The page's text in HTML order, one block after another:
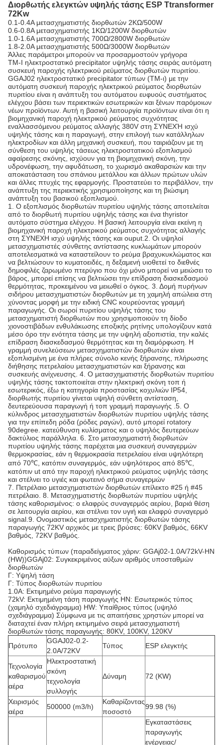
Διορθωτής ελεγκτών υψηλής τάσης ESP Ttransformer
72Kw
0.1-0.4A μετασχηματιστής διορθωτών 2KΩ/500W
0.6-0.8A μετασχηματιστής 1KΩ/1200W διορθωτών
1.0-1.6A μετασχηματιστής 700Ω/2800W διορθωτών
1.8-2.0A μετασχηματιστής 500Ω/3000W διορθωτών
Άλλες παράμετροι μπορούν να προσαρμοστούν γρήγορα
TM-Ι ηλεκτροστατικό precipitator υψηλής τάσης σειράς αυτόματη
συσκευή παροχής ηλεκτρικού ρεύματος διορθωτών πυριτίου.
GGAJ02 ηλεκτροστατικό precipitator τύπων (TM-ι) με την
αυτόματη συσκευή παροχής ηλεκτρικού ρεύματος διορθωτών
πυριτίου είναι η ανάπτυξη του αυτόματου ευφυούς συστήματος
ελέγχου βάσει των περιεκτικών εσωτερικών και ξένων παρόμοιων
νέων προϊόντων. Αυτή η βασική λειτουργία προϊόντων είναι ότι η
βιομηχανική παροχή ηλεκτρικού ρεύματος συχνότητας
εναλλασσόμενου ρεύματος αλλαγής 380V στη ΣΥΝΕΧΉ ισχύ
υψηλής τάσης και η παραγωγή, στην επιλογή των κατάλληλων
ηλεκτροδίων και άλλη μηχανική συσκευή, που ταιριάζουν με τη
σύνθεση του υψηλής τάσεως ηλεκτροστατικού εξοπλισμού
αφαίρεσης σκόνης, ισχύουν για τη βιομηχανική σκόνη, την
υδρονέφωση, την αφυδάτωση, το χωρισμό ακαθαρσιών και την
αποκατάσταση του σπάνιου μετάλλου και άλλων πρώτων υλών
και άλλες πτυχές της εφαρμογής. Προστατεύει το περιβάλλον, την
ανάπτυξη της περιεκτικής χρησιμοποίησης και τη βιώσιμη
ανάπτυξη του βασικού εξοπλισμού.
1. Ο εξοπλισμός διορθωτών πυριτίου υψηλής τάσης αποτελείται
από το διορθωτή πυριτίου υψηλής τάσης και ένα thyristor
αυτόματο σύστημα ελέγχου. Η βασική λειτουργία είναι εκείνη η
βιομηχανική παροχή ηλεκτρικού ρεύματος συχνότητας αλλαγής
στη ΣΥΝΕΧΗ ισχύ υψηλής τάσης και ouput.2. Οι υψηλοί
μετασχηματιστές σύνθετης αντίστασης κυκλωμάτων μπορούν
αποτελεσματικά να καταστείλουν το ρεύμα βραχυκυκλώματος και
να βελτιώσουν το κυματοειδές, η δεξαμενή υιοθετεί το διεθνές
δημοφιλές ζαρωμένο πτερύγιο που όχι μόνο μπορεί να μειώσει το
βάρος, μπορεί επίσης να βελτιώσει την επίδραση διασκεδασμού
θερμότητας, προκειμένου να μειωθεί ο όγκος. 3. Δομή πυρήνων
σιδήρου μετασχηματιστών διορθωτών με τη χαμηλή απώλεια στη
χύνοντας μορφή με την ειδική CNC κουρεύοντας γραμμή
παραγωγής. Οι σωροί πυριτίου υψηλής τάσης του
μετασχηματιστή διορθωτών που χρησιμοποιούν τη δίοδο
χιονοστιβάδων ενθυλάκωσης εποξικής ρητίνης υπολογίζουν κατά
μέσο όρο την ενότητα τάσης με την υψηλή αξιοπιστία, την καλές
επίδραση διασκεδασμού θερμότητας και τη διαμόρφωση. Η
γραμμή συνελεύσεων μετασχηματιστών διορθωτών είναι
εξοπλισμένη με ένα πλήρες σύνολο κενής ξήρανσης, πλήρωσης
διήθησης πετρελαίου μετασχηματιστών και ξήρανσης και
συσκευής ανίχνευσης. 4. Ο μετασχηματιστής διορθωτών πυριτίου
υψηλής τάσης τακτοποιείται στην ηλεκτρική σκόνη τοπ ή
εσωτερικός, έξω η κατηγορία προστασίας κοχυλιών IP54,
διορθωτής πυριτίου γίνεται υψηλή σύνθετη αντίσταση,
δευτερεύουσα παραγωγή ή τοπ γραμμή παραγωγής .5. Ο
κύλινδρος μετασχηματιστών διορθωτών πυριτίου υψηλής τάσης
για την επίπεδη ρόδα (ρόδες ραγών), αυτό μπορεί rotatory
90degree. κατεύθυνση κυλίσματος και ο υψηλός δευτερεύων
δακτύλιος παράλληλα. 6. Στο μετασχηματιστή διορθωτών
πυριτίου υψηλής τάσης παρέχεται μια συσκευή συναγερμών
θερμοκρασίας, εάν η θερμοκρασία πετρελαίου είναι υψηλότερη
από 70℃, κατόπιν συναγερμός, εάν υψηλότερος από 85℃,
κατόπιν ut από την παροχή ηλεκτρικού ρεύματος υψηλής τάσης
και στέλνει το υγιές και φωτεινό σήμα συναγερμών
7. Πετρέλαιο μετασχηματιστών διορθωτών επίλεκτο #25 ή #45
πετρέλαιο. 8. Μετασχηματιστής διορθωτών πυριτίου υψηλής
τάσης καθορισμένος: ο ελαφρύς συναγερμός αερίου, βαριά θέση
σε λειτουργία αερίου, και στέλνει τον υγιή και ελαφρύ συναγερμό
signal.9. Ονομαστικός μετασχηματιστής διορθωτών τάσης
παραγωγής 72KV αρχικός με τρεις βρύσες: 60KV βαθμός, 66KV
βαθμός, 72KV βαθμός.
Καθορισμός τύπων (παραδείγματος χάριν: GGAj02-1.0A/72kV-HN
(HW))GGAj02: Συγκεκριμένος αύξων αριθμός υποσταθμών
διορθωτών
Γ: Υψηλή τάση
Γ: Τύπος διορθωτών πυριτίου
1.0A: Εκτιμημένο ρεύμα παραγωγής
72kV: Εκτιμημένη τάση παραγωγής HN: Εσωτερικός τύπος
(χαμηλό σχεδιάγραμμα) HW: Υπαίθριος τύπος (υψηλό
σχεδιάγραμμα) Σύμφωνα με τις απαιτήσεις χρηστών μπορεί να
διαταχτεί έναν πλήρη εκτιμημένο σειρά μετασχηματιστή
διορθωτών τάσης παραγωγής: 80KV, 100KV, 120KV
Πρότυπο
GGAJ02-0.2-
2.0A/72KV
Τύπος ESP ελεγκτής
Τεχνολογία
καθαρισμού
αέρα
Ηλεκτροστατική
σκόνη
τεχνολογία
συλλογής
Δύναμη 72 (KW)
Χειρισμός
αέρα
500000 (m3/h)
Καθαρίζοντας
ποσοστό
99.98 (%)
Εγκαταστάσεις
παραγωγής
ενέργειας/